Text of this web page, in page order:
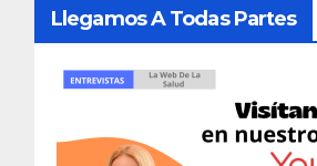
Llegamos A Todas Partes